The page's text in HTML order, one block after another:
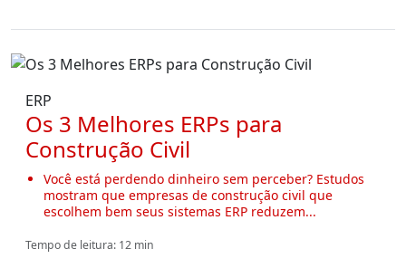
ERP
Os 3 Melhores ERPs para
Construção Civil
Você está perdendo dinheiro sem perceber? Estudos
mostram que empresas de construção civil que
escolhem bem seus sistemas ERP reduzem...
Tempo de leitura: 12 min